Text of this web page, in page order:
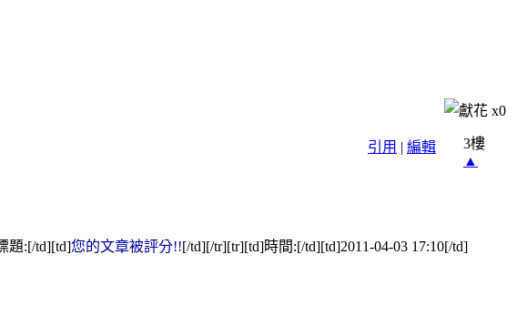
x0
引用 | 編輯
3樓
▲
題:[/td][td]您的文章被評分!![/td][/tr][tr][td]時間:[/td][td]2011-04-03 17:10[/td]